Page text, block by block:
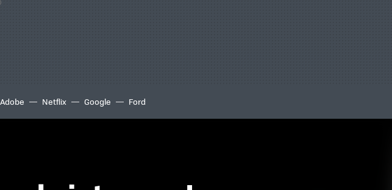
Adobe Netflix Google Ford